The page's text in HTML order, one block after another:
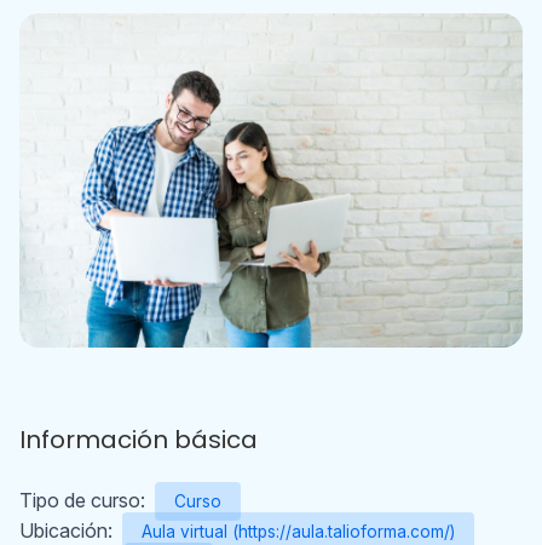
Información básica
Tipo de curso: Curso
Ubicación: Aula virtual (https://aula.talioforma.com/)